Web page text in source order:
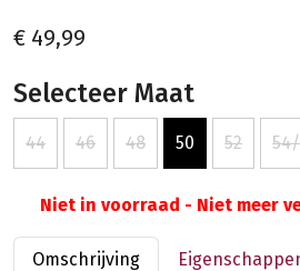
€ 49,99
Selecteer Maat
44 46 48 50 52
Niet in voorraad - Niet meer
Omschrijving